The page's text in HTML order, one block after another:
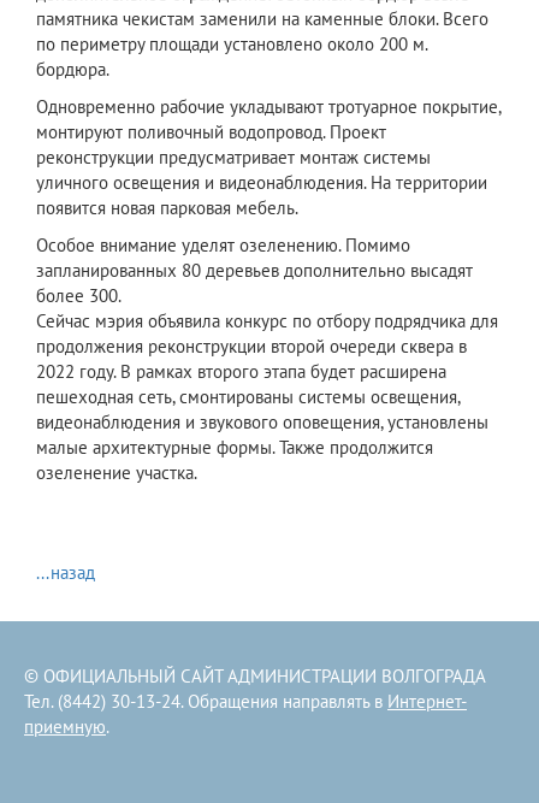
памятника чекистам заменили на каменные блоки. Всего
по периметру площади установлено около 200 м.
бордюра.
Одновременно рабочие укладывают тротуарное покрытие,
монтируют поливочный водопровод. Проект
реконструкции предусматривает монтаж системы
уличного освещения и видеонаблюдения. На территории
появится новая парковая мебель.
Особое внимание уделят озеленению. Помимо
запланированных 80 деревьев дополнительно высадят
более 300.
Сейчас мэрия объявила конкурс по отбору подрядчика для
продолжения реконструкции второй очереди сквера в
2022 году. В рамках второго этапа будет расширена
пешеходная сеть, смонтированы системы освещения,
видеонаблюдения и звукового оповещения, установлены
малые архитектурные формы. Также продолжится
озеленение участка.
...назад
© ОФИЦИАЛЬНЫЙ САЙТ АДМИНИСТРАЦИИ ВОЛГОГРАДА
Тел. (8442) 30-13-24. Обращения направлять в Интернет-
приемную.